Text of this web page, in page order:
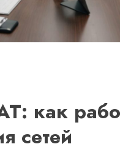
как
сетей